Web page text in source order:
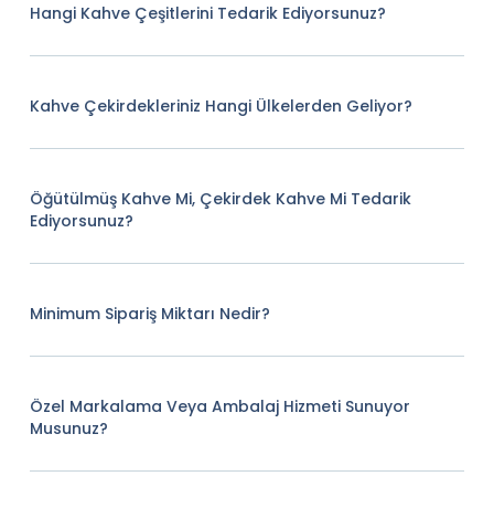
Hangi Kahve Çeşitlerini Tedarik Ediyorsunuz?
Kahve Çekirdekleriniz Hangi Ülkelerden Geliyor?
Öğütülmüş Kahve Mi, Çekirdek Kahve Mi Tedarik
Ediyorsunuz?
Minimum Sipariş Miktarı Nedir?
Özel Markalama Veya Ambalaj Hizmeti Sunuyor
Musunuz?